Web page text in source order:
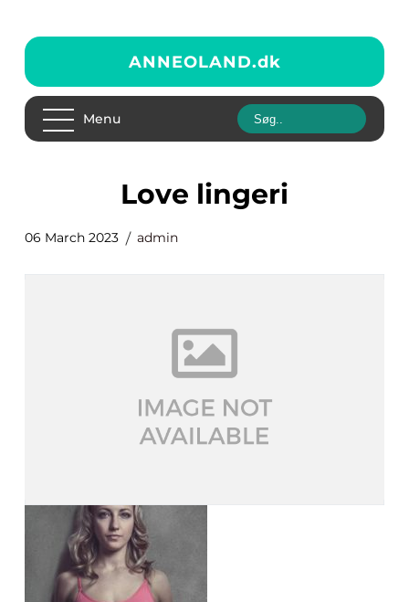
ANNEOLAND.dk
Menu
love lingeri
06 March 2023 admin